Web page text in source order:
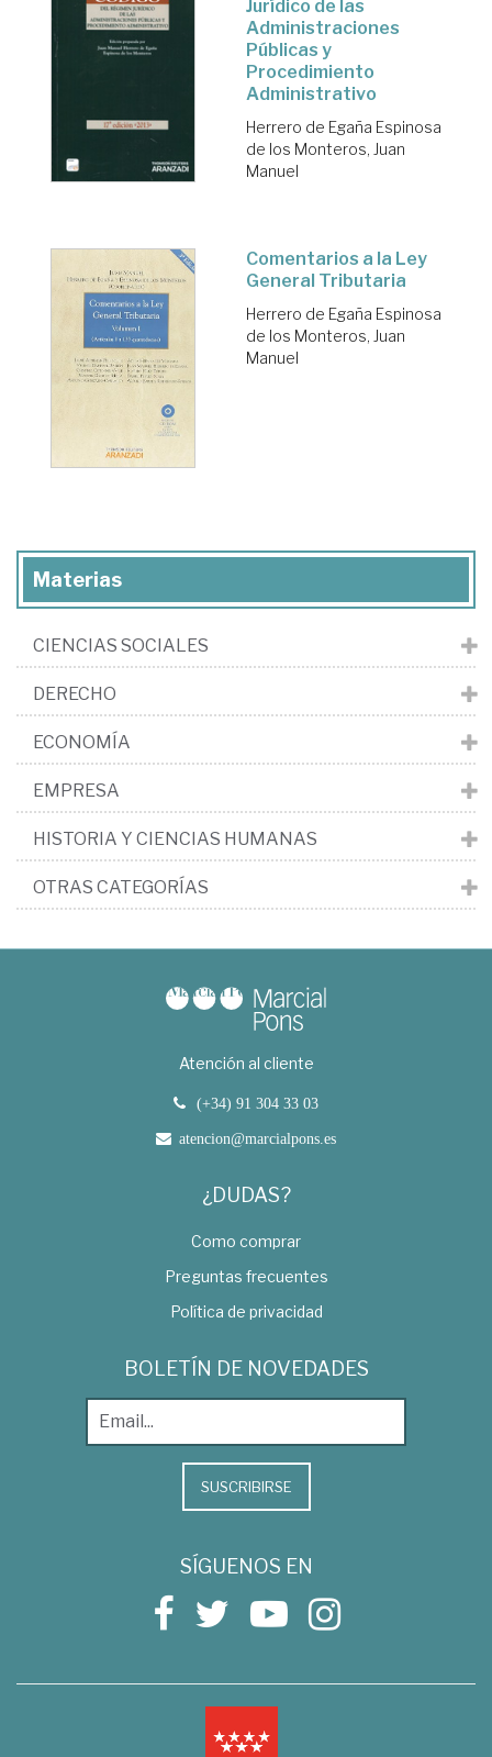
Jurídico de las
Administraciones
Públicas y
Procedimiento
Administrativo
Herrero de Egaña Espinosa
de los Monteros, Juan
Manuel
Comentarios a la Ley
General Tributaria
Herrero de Egaña Espinosa
de los Monteros, Juan
Manuel
Materias
CIENCIAS SOCIALES
DERECHO
ECONOMÍA
EMPRESA
HISTORIA Y CIENCIAS HUMANAS
OTRAS CATEGORÍAS
Atención al cliente
(+34) 91 304 33 03
atencion@marcialpons.es
¿DUDAS?
Como comprar
Preguntas frecuentes
Política de privacidad
BOLETÍN DE NOVEDADES
SUSCRIBIRSE
SÍGUENOS EN